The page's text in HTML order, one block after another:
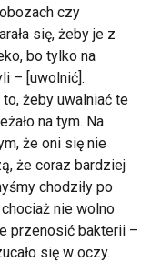
czy
się, żeby je z
bo tylko na
– [uwolnić].
żeby uwalniać te
na tym. Na
że oni się nie
że coraz bardziej
chodziły po
nie wolno
przenosić bakterii –
się w oczy.